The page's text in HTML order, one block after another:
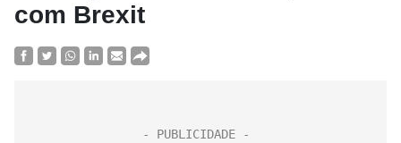
com Brexit